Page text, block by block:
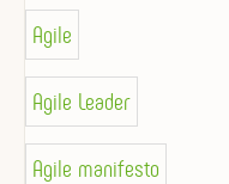
Agile
Agile Leader
Agile manifesto